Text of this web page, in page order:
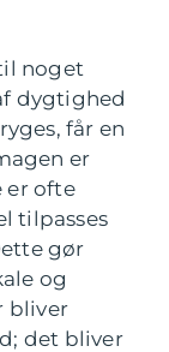
noget
dygtighed
får en
er
er ofte
tilpasses
gør
og
bliver
det bliver